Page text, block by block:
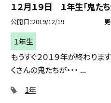
１２月１９日 １年生「鬼た
公開日 2019/12/19
１年生
もうすぐ２０１９年が終わり
くさんの鬼たちが・・・ ...
1年